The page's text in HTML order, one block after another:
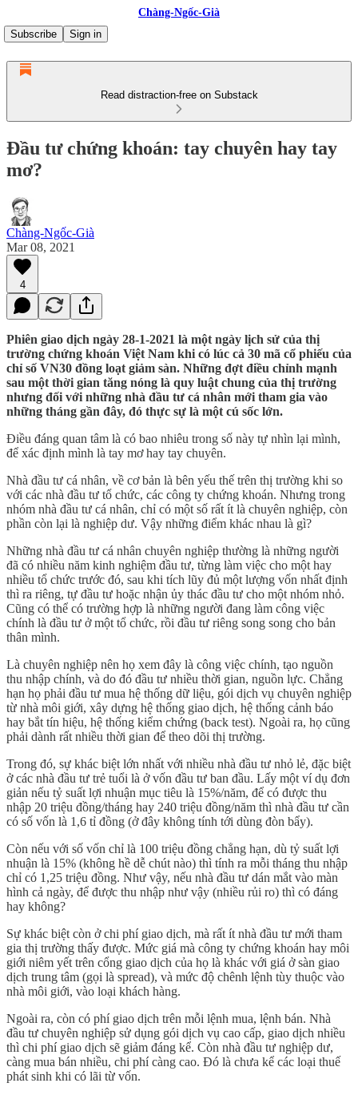
Chàng-Ngốc-Già
Subscribe
Sign in
Read distraction-free on Substack
Đầu tư chứng khoán: tay chuyên hay tay
mơ?
Chàng-Ngốc-Già
Mar 08, 2021
4
Phiên giao dịch ngày 28-1-2021 là một ngày lịch sử của thị
trường chứng khoán Việt Nam khi có lúc cả 30 mã cổ phiếu của
chỉ số VN30 đồng loạt giảm sàn. Những đợt điều chỉnh mạnh
sau một thời gian tăng nóng là quy luật chung của thị trường
nhưng đối với những nhà đầu tư cá nhân mới tham gia vào
những tháng gần đây, đó thực sự là một cú sốc lớn.
Điều đáng quan tâm là có bao nhiêu trong số này tự nhìn lại mình,
để xác định mình là tay mơ hay tay chuyên.
Nhà đầu tư cá nhân, về cơ bản là bên yếu thế trên thị trường khi so
với các nhà đầu tư tổ chức, các công ty chứng khoán. Nhưng trong
nhóm nhà đầu tư cá nhân, chỉ có một số rất ít là chuyên nghiệp, còn
phần còn lại là nghiệp dư. Vậy những điểm khác nhau là gì?
Những nhà đầu tư cá nhân chuyên nghiệp thường là những người
đã có nhiều năm kinh nghiệm đầu tư, từng làm việc cho một hay
nhiều tổ chức trước đó, sau khi tích lũy đủ một lượng vốn nhất định
thì ra riêng, tự đầu tư hoặc nhận ủy thác đầu tư cho một nhóm nhỏ.
Cũng có thể có trường hợp là những người đang làm công việc
chính là đầu tư ở một tổ chức, rồi đầu tư riêng song song cho bản
thân mình.
Là chuyên nghiệp nên họ xem đây là công việc chính, tạo nguồn
thu nhập chính, và do đó đầu tư nhiều thời gian, nguồn lực. Chẳng
hạn họ phải đầu tư mua hệ thống dữ liệu, gói dịch vụ chuyên nghiệp
từ nhà môi giới, xây dựng hệ thống giao dịch, hệ thống cảnh báo
hay bắt tín hiệu, hệ thống kiểm chứng (back test). Ngoài ra, họ cũng
phải dành rất nhiều thời gian để theo dõi thị trường.
Trong đó, sự khác biệt lớn nhất với nhiều nhà đầu tư nhỏ lẻ, đặc biệt
ở các nhà đầu tư trẻ tuổi là ở vốn đầu tư ban đầu. Lấy một ví dụ đơn
giản nếu tỷ suất lợi nhuận mục tiêu là 15%/năm, để có được thu
nhập 20 triệu đồng/tháng hay 240 triệu đồng/năm thì nhà đầu tư cần
có số vốn là 1,6 tỉ đồng (ở đây không tính tới dùng đòn bẩy).
Còn nếu với số vốn chỉ là 100 triệu đồng chẳng hạn, dù tỷ suất lợi
nhuận là 15% (không hề dễ chút nào) thì tính ra mỗi tháng thu nhập
chỉ có 1,25 triệu đồng. Như vậy, nếu nhà đầu tư dán mắt vào màn
hình cả ngày, để được thu nhập như vậy (nhiều rủi ro) thì có đáng
hay không?
Sự khác biệt còn ở chi phí giao dịch, mà rất ít nhà đầu tư mới tham
gia thị trường thấy được. Mức giá mà công ty chứng khoán hay môi
giới niêm yết trên cổng giao dịch của họ là khác với giá ở sàn giao
dịch trung tâm (gọi là spread), và mức độ chênh lệnh tùy thuộc vào
nhà môi giới, vào loại khách hàng.
Ngoài ra, còn có phí giao dịch trên mỗi lệnh mua, lệnh bán. Nhà
đầu tư chuyên nghiệp sử dụng gói dịch vụ cao cấp, giao dịch nhiều
thì chi phí giao dịch sẽ giảm đáng kể. Còn nhà đầu tư nghiệp dư,
càng mua bán nhiều, chi phí càng cao. Đó là chưa kể các loại thuế
phát sinh khi có lãi từ vốn.